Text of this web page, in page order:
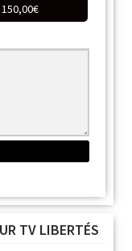
150,00€
TV LIBERTÉS